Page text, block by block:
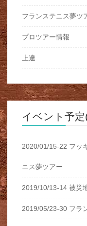
フランステニス夢ツ
プロツアー情報
上達
イベント予
2020/01/15-22 フッ
ニス夢ツアー
2019/10/13-14 被災
2019/05/23-30 フラ